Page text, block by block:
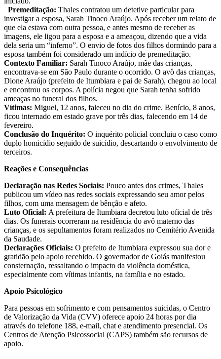
Premeditação: Thales contratou um detetive particular para
investigar a esposa, Sarah Tinoco Araújo. Após receber um relato de
que ela estava com outra pessoa, e antes mesmo de receber as
imagens, ele ligou para a esposa e a ameaçou, dizendo que a vida
dela seria um “inferno”. O envio de fotos dos filhos dormindo para a
esposa também foi considerado um indício de premeditação.
Contexto Familiar: Sarah Tinoco Araújo, mãe das crianças,
encontrava-se em São Paulo durante o ocorrido. O avô das crianças,
Dione Araújo (prefeito de Itumbiara e pai de Sarah), chegou ao local
e encontrou os corpos. A polícia negou que Sarah tenha sofrido
ameaças no funeral dos filhos.
Vítimas: Miguel, 12 anos, faleceu no dia do crime. Benício, 8 anos,
ficou internado em estado grave por três dias, falecendo em 14 de
fevereiro.
Conclusão do Inquérito: O inquérito policial concluiu o caso como
duplo homicídio seguido de suicídio, descartando o envolvimento de
terceiros.
Reações e Consequências
Declaração nas Redes Sociais: Pouco antes dos crimes, Thales
publicou um vídeo nas redes sociais expressando seu amor pelos
filhos, com uma mensagem de bênção e afeto.
Luto Oficial: A prefeitura de Itumbiara decretou luto oficial de três
dias. Os funerais ocorreram na residência do avô materno das
crianças, e os sepultamentos foram realizados no Cemitério Avenida
da Saudade.
Declarações Oficiais: O prefeito de Itumbiara expressou sua dor e
gratidão pelo apoio recebido. O governador de Goiás manifestou
consternação, ressaltando o impacto da violência doméstica,
especialmente com vítimas infantis, na família e no estado.
Apoio Psicológico
Para pessoas em sofrimento e com pensamentos suicidas, o Centro
de Valorização da Vida (CVV) oferece apoio 24 horas por dia
através do telefone 188, e-mail, chat e atendimento presencial. Os
Centros de Atenção Psicossocial (CAPS) também são recursos de
apoio.